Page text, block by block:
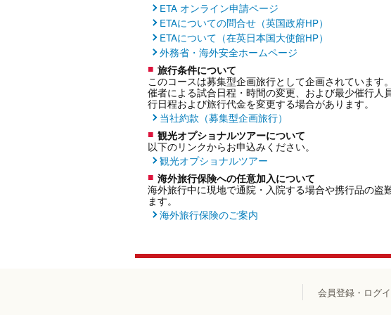
ETA オンライン申請ページ
ETAについての問合せ（英国政府HP）
ETAについて（在英日本国大使館HP）
外務省・海外安全ホームページ
旅行条件について
このコースは募集型企画旅行として企画されていま
催者による試合日程・時間の変更、および最少催行
行日程および旅行代金を変更する場合があります。
当社約款（募集型企画旅行）
観光オプショナルツアーについて
以下のリンクからお申込みください。
観光オプショナルツアー
海外旅行保険への任意加入について
海外旅行中に現地で通院・入院する場合や携行品の盗
ます。
海外旅行保険のご案内
会員登録・ログ